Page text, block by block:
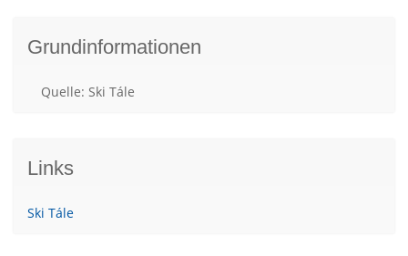
Grundinformationen
Quelle: Ski Tále
Links
Ski Tále